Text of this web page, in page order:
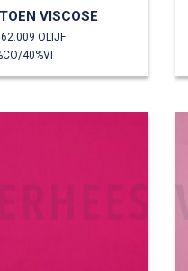
VISCOSE
OLIJF
40%VI